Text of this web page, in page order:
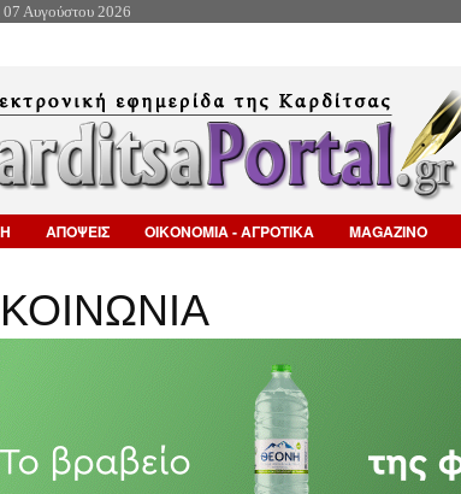
Αυγούστου 2026
ΑΠΟΨΕΙΣ ΟΙΚΟΝΟΜΙΑ - ΑΓΡΟΤΙΚΑ MAGAZINO